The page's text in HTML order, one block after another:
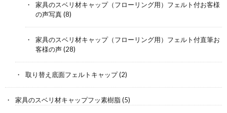
家具のスベリ材キャップ（フローリング用）フェルト付お客様
の声写真(8)
家具のスベリ材キャップ（フローリング用）フェルト付直筆お
客様の声(28)
取り替え底面フェルトキャップ(2)
家具のスベリ材キャップフッ素樹脂(5)